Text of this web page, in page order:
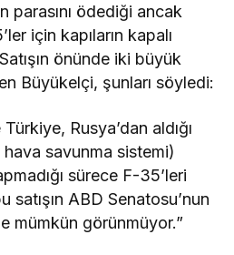
parasını ödediği ancak
için kapıların kapalı
önünde iki büyük
Büyükelçi, şunları söyledi:
Rusya’dan aldığı
savunma sistemi)
sürece F-35’leri
satışın ABD Senatosu’nun
mümkün görünmüyor.”